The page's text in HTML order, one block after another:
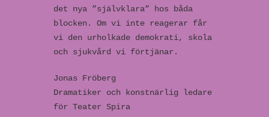
det nya ”självklara” hos båda
blocken. Om vi inte reagerar får
vi den urholkade demokrati, skola
och sjukvård vi förtjänar.
Jonas Fröberg
Dramatiker och konstnärlig ledare
för Teater Spira